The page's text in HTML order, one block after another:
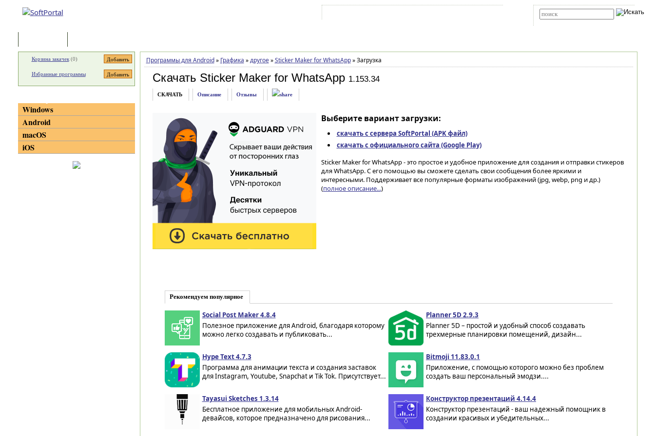
Программы для Android » Графика » другое » Sticker Maker for WhatsApp »Загрузка
Скачать Sticker Maker for WhatsApp 1.153.34
СКАЧАТЬ Описание Отзывы
Выберите вариант загрузки:
скачать с сервера SoftPortal (APK файл)
скачать с официального сайта (Google Play)
Sticker Maker for WhatsApp - это простое и удобное приложение для создания и отправки стикеров
для WhatsApp. С его помощью вы сможете сделать свои сообщения более яркими и
интересными. Поддерживает все популярные форматы изображений (jpg, webp, png и др.)
(полное описание...)
Рекомендуем популярное
Social Post Maker 4.8.4
Полезное приложение для Android, благодаря которому
можно легко создавать и публиковать...
Planner 5D 2.9.3
Planner 5D – простой и удобный способ создавать
трехмерные планировки помещений, дизайн...
Hype Text 4.7.3
Программа для анимации текста и создания заставок
для Instagram, Youtube, Snapchat и Tik Tok. Присутствует...
Bitmoji 11.83.0.1
Приложение, с помощью которого можно без проблем
создать ваш персональный эмодзи....
Tayasui Sketches 1.3.14
Бесплатное приложение для мобильных Android-
девайсов, которое предназначено для рисования...
Конструктор презентаций 4.14.4
Конструктор презентаций - ваш надежный помощник в
создании красивых и убедительных...
Корзина закачек(0)
Избранные программы
Windows
Android
macOS
iOS